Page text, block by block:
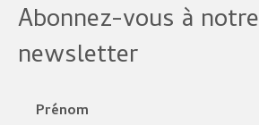
Abonnez-vous à notre
newsletter
Prénom